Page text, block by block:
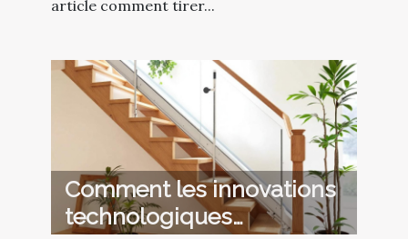
article comment tirer...
Comment les innovations
technologiques